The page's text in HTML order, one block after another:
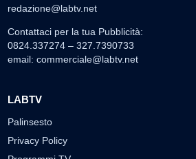
redazione@labtv.net
Contattaci per la tua Pubblicità:
0824.337274 – 327.7390733
email: commerciale@labtv.net
LABTV
Palinsesto
Privacy Policy